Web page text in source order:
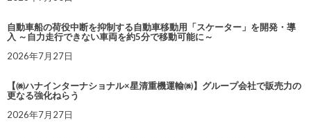
自動車船の荷役中断を抑制する自動車移動用「スケーター」を開発・導
入 ～自力走行できない車両を約5分で移動可能に～
2026年7月27日
【㈱ハナインターナショナル×星清重機運輸㈱】グループ会社で販売力の
更なる強化ねらう
2026年7月27日